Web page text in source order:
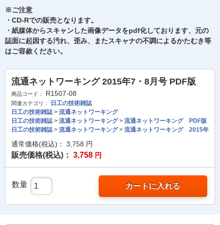
※ご注意
・CD-Rでの販売となります。
・紙媒体からスキャンした画像データをpdf化しております、元の
誌面に起因する汚れ、歪み、またスキャナの不調によるかたむき等
はご容赦ください。
流通ネットワーキング 2015年7・8月号 PDF版
商品コード： R1507-08
関連カテゴリ：
日工の技術雑誌
日工の技術雑誌> 流通ネットワーキング
日工の技術雑誌> 流通ネットワーキング> 流通ネットワーキング PDF版
日工の技術雑誌> 流通ネットワーキング> 流通ネットワーキング 2015年
通常価格(税込)： 3,758 円
販売価格(税込)： 3,758 円
数量 カートに入れる